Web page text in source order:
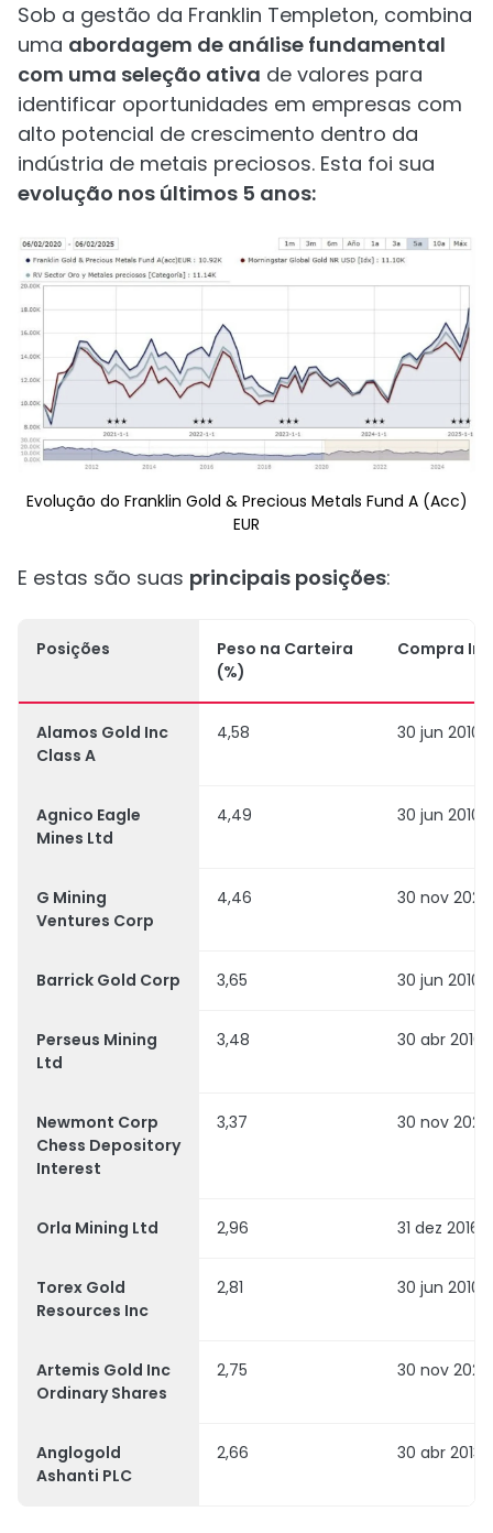
Sob a gestão da Franklin Templeton, combina
uma abordagem de análise fundamental
com uma seleção ativa de valores para
identificar oportunidades em empresas com
alto potencial de crescimento dentro da
indústria de metais preciosos. Esta foi sua
evolução nos últimos 5 anos:
Evolução do Franklin Gold & Precious Metals Fund A (Acc)
EUR
E estas são suas principais posições:
Posições
Peso na Carteira
(%)
Compra
Alamos Gold Inc
Class A
4,58 30 jun 2010
Agnico Eagle
Mines Ltd
4,49 30 jun 2010
G Mining
Ventures Corp
4,46 30 nov 2020
Barrick Gold Corp 3,65 30 jun 2010
Perseus Mining
Ltd
3,48 30 abr 2016
Newmont Corp
Chess Depository
Interest
3,37 30 nov 2023
Orla Mining Ltd 2,96 31 dez 2016
Torex Gold
Resources Inc
2,81 30 jun 2010
Artemis Gold Inc
Ordinary Shares
2,75 30 nov 2020
Anglogold
Ashanti PLC
2,66 30 abr 2013